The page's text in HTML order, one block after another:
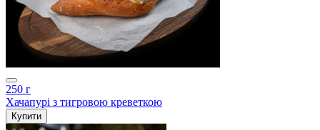
250 г
Хачапурі з тигровою креветкою
Купити